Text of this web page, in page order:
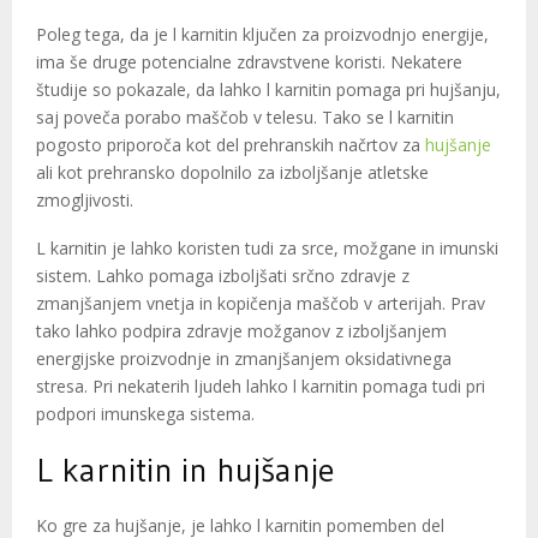
Poleg tega, da je l karnitin ključen za proizvodnjo energije,
ima še druge potencialne zdravstvene koristi. Nekatere
študije so pokazale, da lahko l karnitin pomaga pri hujšanju,
saj poveča porabo maščob v telesu. Tako se l karnitin
pogosto priporoča kot del prehranskih načrtov za hujšanje
ali kot prehransko dopolnilo za izboljšanje atletske
zmogljivosti.
L karnitin je lahko koristen tudi za srce, možgane in imunski
sistem. Lahko pomaga izboljšati srčno zdravje z
zmanjšanjem vnetja in kopičenja maščob v arterijah. Prav
tako lahko podpira zdravje možganov z izboljšanjem
energijske proizvodnje in zmanjšanjem oksidativnega
stresa. Pri nekaterih ljudeh lahko l karnitin pomaga tudi pri
podpori imunskega sistema.
L karnitin in hujšanje
Ko gre za hujšanje, je lahko l karnitin pomemben del